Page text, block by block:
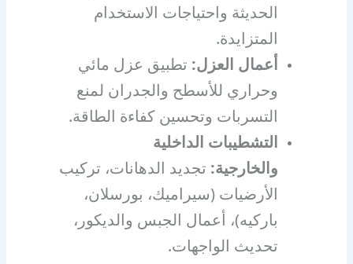
الحديثة واحتياجات الاستخدام
المتزايدة.
أعمال العزل: تطبيق عزل مائي
وحراري للأسطح والجدران لمنع
التسربات وتحسين كفاءة الطاقة.
التشطيبات الداخلية
والخارجية: تجديد الدهانات، تركيب
الأرضيات (سيراميك، بورسلان،
باركيه)، أعمال الجبس والديكور،
تحديث الواجهات.